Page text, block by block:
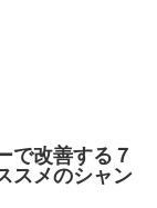
で改善する７
スメのシャン